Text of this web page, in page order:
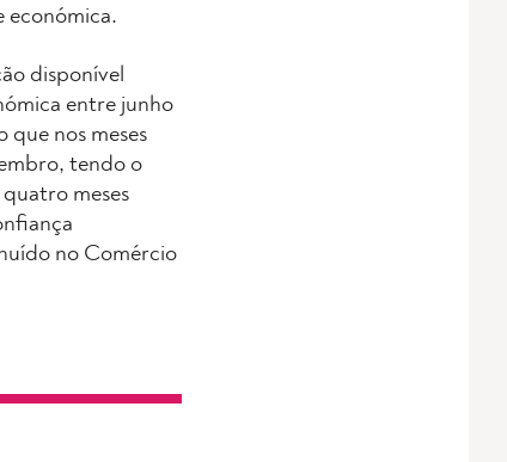
económica.
disponível
entre junho
nos meses
tendo o
meses
no Comércio